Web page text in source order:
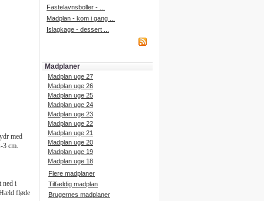
med
3 cm.
ned i
fløde
Fastelavnsboller - ...
Madplan - kom i gang ...
Islagkage - dessert ...
Madplaner
Madplan uge 27
Madplan uge 26
Madplan uge 25
Madplan uge 24
Madplan uge 23
Madplan uge 22
Madplan uge 21
Madplan uge 20
Madplan uge 19
Madplan uge 18
Flere madplaner
Tilfældig madplan
Brugernes madplaner